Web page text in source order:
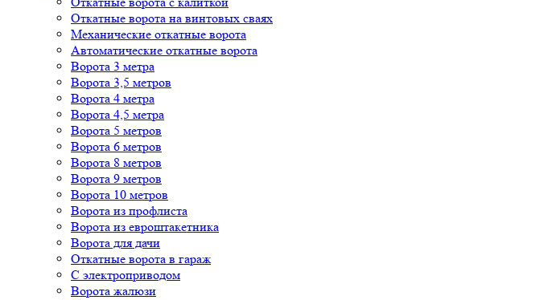
Откатные ворота на винтовых сваях
Механические откатные ворота
Автоматические откатные ворота
Ворота 3 метра
Ворота 3,5 метров
Ворота 4 метра
Ворота 4,5 метра
Ворота 5 метров
Ворота 6 метров
Ворота 8 метров
Ворота 9 метров
Ворота 10 метров
Ворота из профлиста
Ворота из евроштакетника
Ворота для дачи
Откатные ворота в гараж
С электроприводом
Ворота жалюзи